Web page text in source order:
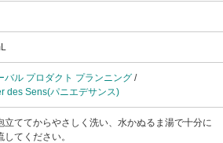
バル プロダクト プランニング /
des Sens(パニエデサンス)
立ててからやさしく洗い、水かぬるま湯で十分に
してください。